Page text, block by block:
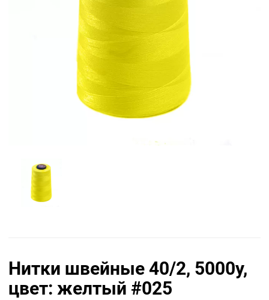
Нитки швейные 40/2, 5000у,
цвет: желтый #025